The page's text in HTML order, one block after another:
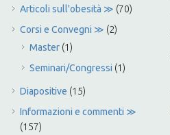
Articoli sull'obesità ≫ (70)
Corsi e Convegni ≫ (2)
Master (1)
Seminari/Congressi (1)
Diapositive (15)
Informazioni e commenti ≫
(157)